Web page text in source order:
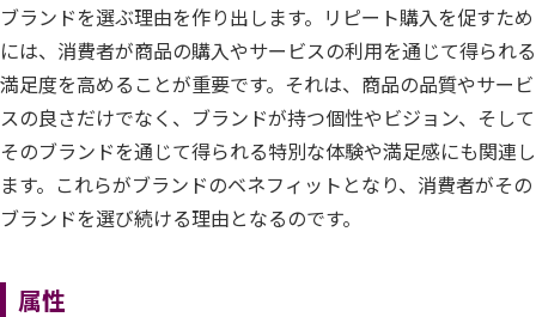
ブランドを選ぶ理由を作り出します。リピート購入を促すため
には、消費者が商品の購入やサービスの利用を通じて得られる
満足度を高めることが重要です。それは、商品の品質やサービ
スの良さだけでなく、ブランドが持つ個性やビジョン、そして
そのブランドを通じて得られる特別な体験や満足感にも関連し
ます。これらがブランドのベネフィットとなり、消費者がその
ブランドを選び続ける理由となるのです。
属性